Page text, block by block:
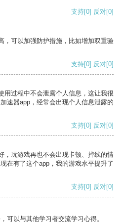
支持[0] 反对[0]
，可以加强防护措施，比如增加双重验
支持[0] 反对[0]
用过程中不会泄露个人信息，这让我很
速器app，经常会出现个人信息泄露的
支持[0] 反对[0]
，玩游戏再也不会出现卡顿、掉线的情
在有了这个app，我的游戏水平提升了
支持[0] 反对[0]
可以与其他学习者交流学习心得。